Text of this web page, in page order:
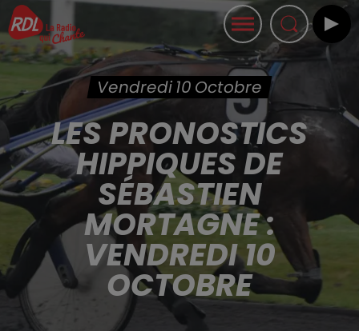
Vendredi 10 Octobre
LES PRONOSTICS
HIPPIQUES DE
SÉBASTIEN
MORTAGNE :
VENDREDI 10
OCTOBRE